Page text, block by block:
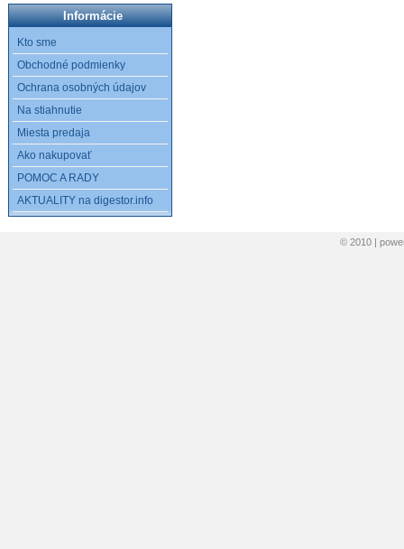
Informácie
Kto sme
Obchodné podmienky
Ochrana osobných údajov
Na stiahnutie
Miesta predaja
Ako nakupovať
POMOC A RADY
AKTUALITY na digestor.info
© 2010 |